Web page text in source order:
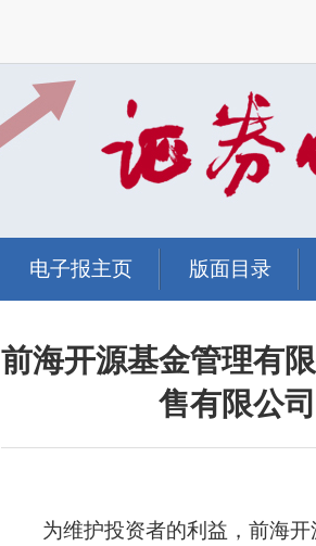
电子报主页 版面目录
前海开源基金管理有
售有限公
为维护投资者的利益，前海开